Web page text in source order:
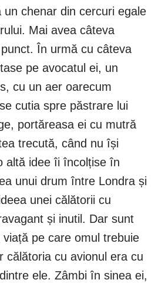
un chenar din cercuri egale
Mai avea câteva
În urmă cu câteva
pe avocatul ei, un
cu un aer oarecum
cutia spre păstrare lui
portăreasa ei cu mutră
trecută, când nu își
altă idee îi încolțise în
unui drum între Londra și
unei călătorii cu
și inutil. Dar sunt
pe care omul trebuie
călătoria cu avionul era cu
ele. Zâmbi în sinea ei,